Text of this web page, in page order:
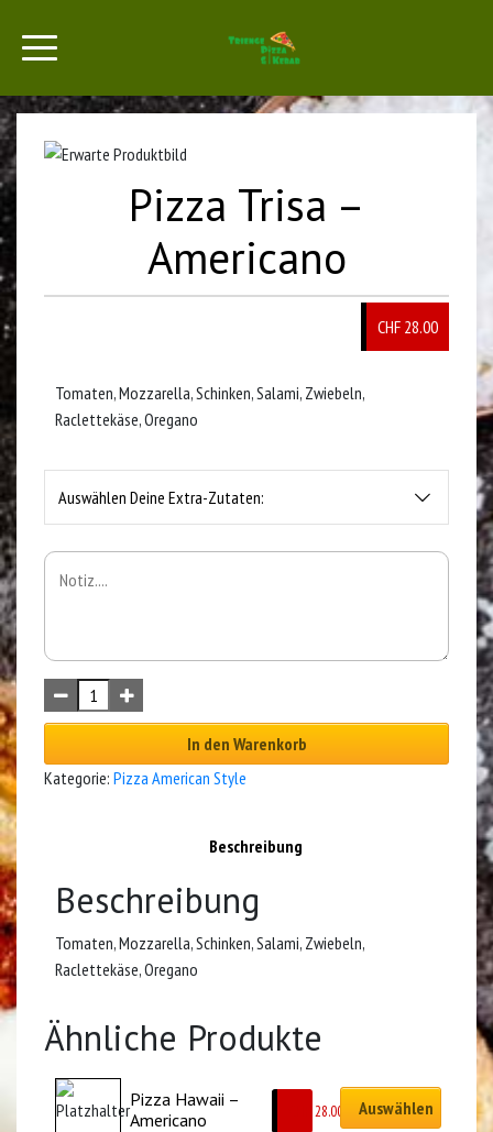
Pizza Trisa –
Americano
CHF 28.00
Tomaten, Mozzarella, Schinken, Salami, Zwiebeln,
Raclettekäse, Oregano
Auswählen Deine Extra-Zutaten:
In den Warenkorb
Kategorie: Pizza American Style
Beschreibung
Beschreibung
Tomaten, Mozzarella, Schinken, Salami, Zwiebeln,
Raclettekäse, Oregano
Ähnliche Produkte
Pizza Hawaii –
Americano
28.00 Auswählen